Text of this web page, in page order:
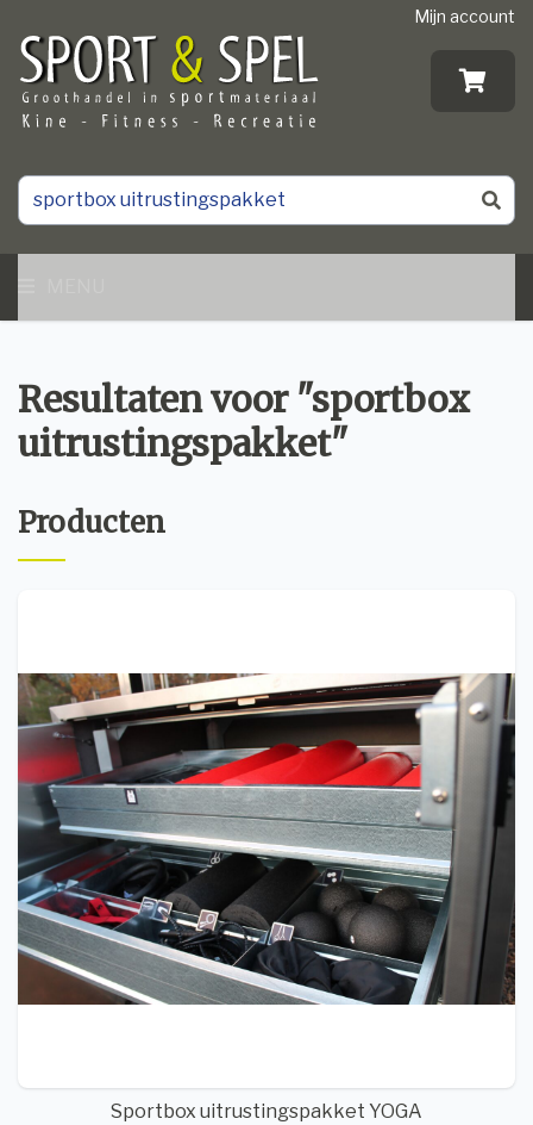
Mijn account
Resultaten voor "sportbox
uitrustingspakket"
Producten
Sportbox uitrustingspakket YOGA